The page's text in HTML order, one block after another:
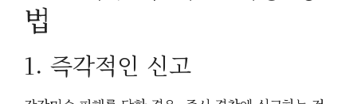
법
1. 즉각적인 신고